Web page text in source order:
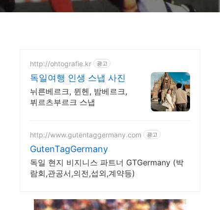
http://ohtografie.kr 광고
독일여행 인생 스냅 사진
뉘른베르크, 뮌헨, 밤베르크,
뷔르츠부르크 스냅
http://www.gutentaggermany.com 광고
GutenTagGermany
독일 현지 비지니스 파트너 GTGermany (박
람회,관공서,의전,섭외,계약등)